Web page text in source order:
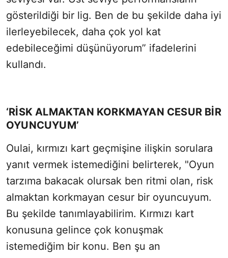
gösterildiği bir lig. Ben de bu şekilde daha iyi
ilerleyebilecek, daha çok yol kat
edebileceğimi düşünüyorum” ifadelerini
kullandı.
‘RİSK ALMAKTAN KORKMAYAN CESUR BİR
OYUNCUYUM’
Oulai, kırmızı kart geçmişine ilişkin sorulara
yanıt vermek istemediğini belirterek, "Oyun
tarzıma bakacak olursak ben ritmi olan, risk
almaktan korkmayan cesur bir oyuncuyum.
Bu şekilde tanımlayabilirim. Kırmızı kart
konusuna gelince çok konuşmak
istemediğim bir konu. Ben şu an